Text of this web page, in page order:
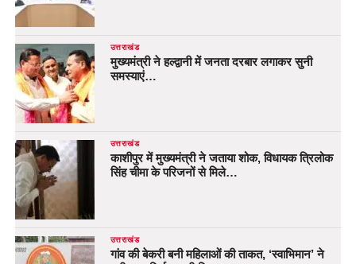
उत्तराखंड
मुख्यमंत्री ने हल्द्वानी में जनता दरबार लगाकर सुनी
समस्याएं…
उत्तराखंड
काशीपुर में मुख्यमंत्री ने जताया शोक, विधायक त्रिलोक
सिंह चीमा के परिजनों से मिले…
उत्तराखंड
गांव की बेकरी बनी महिलाओं की ताकत, ‘स्वाभिमान’ ने